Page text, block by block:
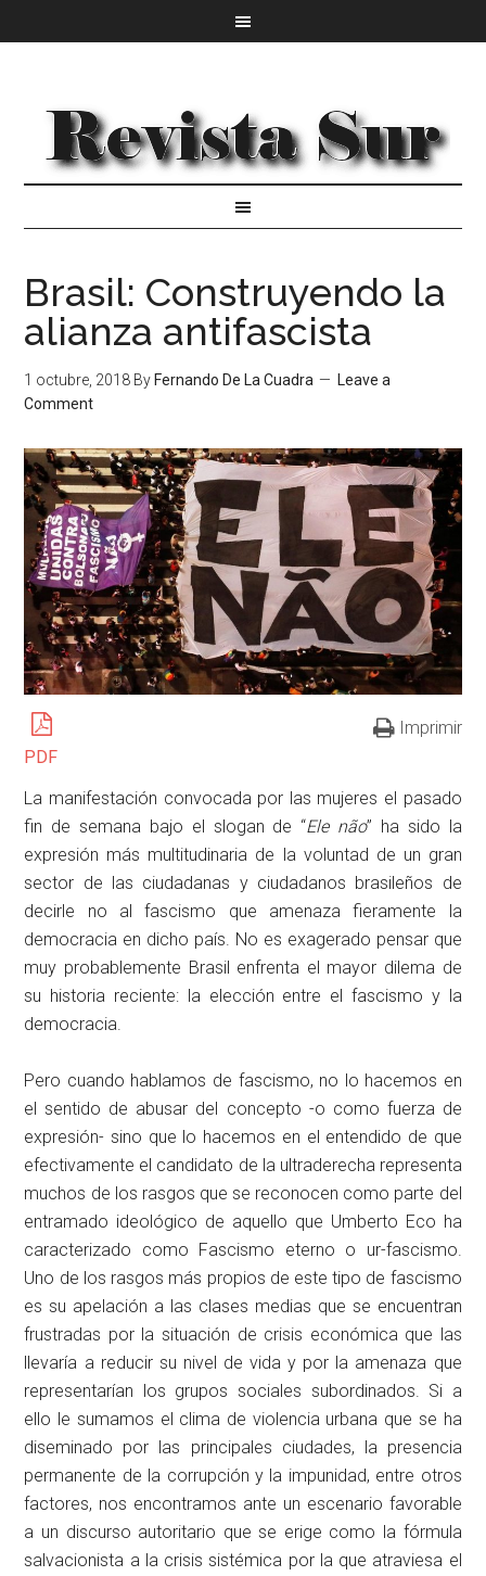
Brasil: Construyendo la
alianza antifascista
1 octubre, 2018 By Fernando De La Cuadra
Leave a
Comment
PDF
Imprimir
La manifestación convocada por las mujeres el pasado
fin de semana bajo el slogan de “Ele não” ha sido la
expresión más multitudinaria de la voluntad de un gran
sector de las ciudadanas y ciudadanos brasileños de
decirle no al fascismo que amenaza fieramente la
democracia en dicho país. No es exagerado pensar que
muy probablemente Brasil enfrenta el mayor dilema de
su historia reciente: la elección entre el fascismo y la
democracia.
Pero cuando hablamos de fascismo, no lo hacemos en
el sentido de abusar del concepto -o como fuerza de
expresión- sino que lo hacemos en el entendido de que
efectivamente el candidato de la ultraderecha representa
muchos de los rasgos que se reconocen como parte del
entramado ideológico de aquello que Umberto Eco ha
caracterizado como Fascismo eterno o ur-fascismo.
Uno de los rasgos más propios de este tipo de fascismo
es su apelación a las clases medias que se encuentran
frustradas por la situación de crisis económica que las
llevaría a reducir su nivel de vida y por la amenaza que
representarían los grupos sociales subordinados. Si a
ello le sumamos el clima de violencia urbana que se ha
diseminado por las principales ciudades, la presencia
permanente de la corrupción y la impunidad, entre otros
factores, nos encontramos ante un escenario favorable
a un discurso autoritario que se erige como la fórmula
salvacionista a la crisis sistémica por la que atraviesa el